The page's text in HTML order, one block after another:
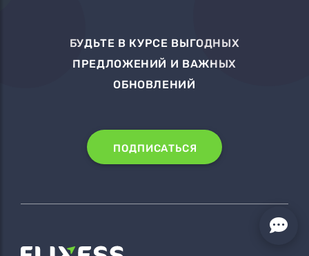
БУДЬТЕ В КУРСЕ ВЫГОДНЫХ
ПРЕДЛОЖЕНИЙ И ВАЖНЫХ
ОБНОВЛЕНИЙ
ПОДПИСАТЬСЯ